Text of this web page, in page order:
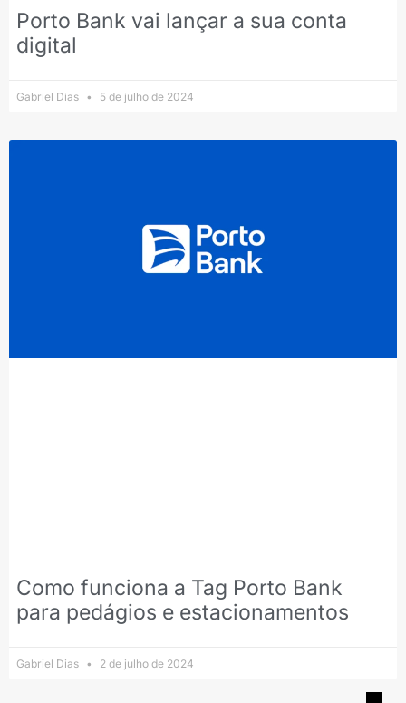
Porto Bank vai lançar a sua conta
digital
Gabriel Dias 5 de julho de 2024
Como funciona a Tag Porto Bank
para pedágios e estacionamentos
Gabriel Dias 2 de julho de 2024